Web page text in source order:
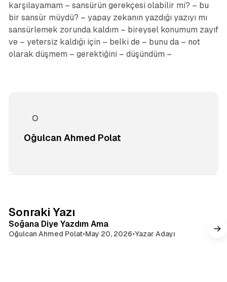
karşılayamam – sansürün gerekçesi olabilir mi? – bu
bir sansür müydü? – yapay zekanın yazdığı yazıyı mı
sansürlemek zorunda kaldım – bireysel konumum zayıf
ve – yetersiz kaldığı için – belki de – bunu da – not
olarak düşmem – gerektiğini – düşündüm –
Oğulcan Ahmed Polat
Sonraki Yazı
Soğana Diye Yazdım Ama
Oğulcan Ahmed Polat•May 20, 2026•Yazar Adayı